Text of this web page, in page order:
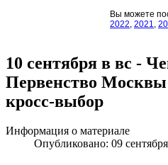
Вы можете
2022 2021
10 сентября в вс -
Первенство
кросс-выбор
Информация о материале
Опубликовано: 09